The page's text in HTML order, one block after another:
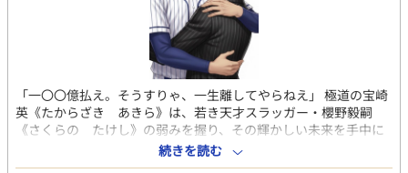
「一〇〇億払え。そうすりゃ、一生離してやらねえ」 極道の宝崎
英《たからざき あきら》は、若き天才スラッガー・櫻野毅嗣
《さくらの たけし》の弱みを握り、その輝かしい未来を手中に
収めた。 法外な借金で逃げ道を封じ、全てを支配するはずの関
係。 しかし冷酷な男の裏に隠されていたのは、誰にも見せられな
続きを読む